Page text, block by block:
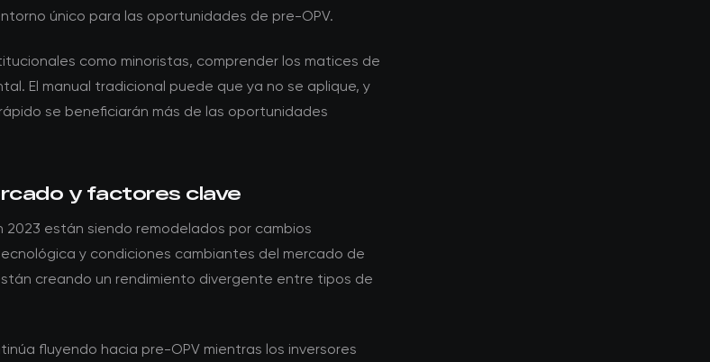
único para las oportunidades de pre-OPV.
como minoristas, comprender los matices de
El manual tradicional puede que ya no se aplique, y
se beneficiarán más de las oportunidades
y factores clave
2023 están siendo remodelados por cambios
y condiciones cambiantes del mercado de
creando un rendimiento divergente entre tipos de
fluyendo hacia pre-OPV mientras los inversores